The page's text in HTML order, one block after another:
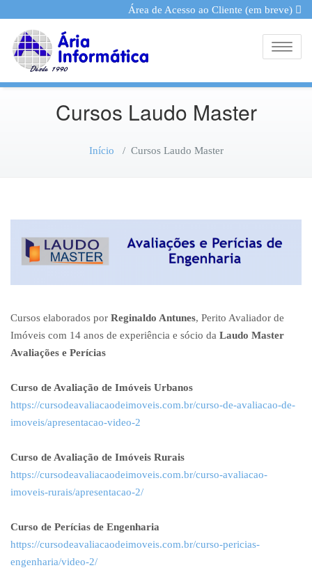
Área de Acesso ao Cliente (em breve)
Cursos Laudo Master
Início / Cursos Laudo Master
Cursos elaborados por Reginaldo Antunes, Perito Avaliador de
Imóveis com 14 anos de experiência e sócio da Laudo Master
Avaliações e Perícias
Curso de Avaliação de Imóveis Urbanos
https://cursodeavaliacaodeimoveis.com.br/curso-de-avaliacao-de-
imoveis/apresentacao-video-2
Curso de Avaliação de Imóveis Rurais
https://cursodeavaliacaodeimoveis.com.br/curso-avaliacao-
imoveis-rurais/apresentacao-2/
Curso de Perícias de Engenharia
https://cursodeavaliacaodeimoveis.com.br/curso-pericias-
engenharia/video-2/